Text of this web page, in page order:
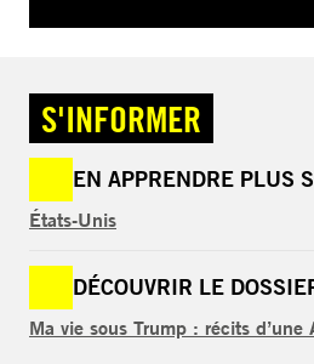
S'INFORMER
EN APPRENDRE PLUS
États-Unis
DÉCOUVRIR LE
Ma vie sous Trump : récits